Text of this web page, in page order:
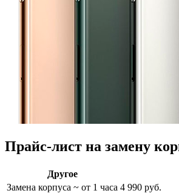
Прайс-лист на замену
Другое
Замена корпуса ~ от 1 часа 4 990 руб.